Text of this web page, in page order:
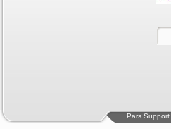
Pars Support